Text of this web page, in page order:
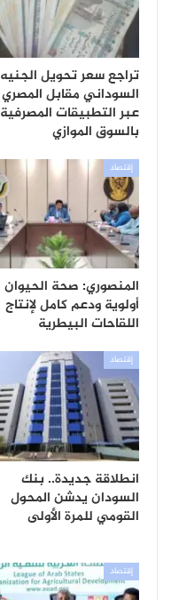
تراجع سعر تحويل الجنيه
السوداني مقابل المصري
عبر التطبيقات المصرفية
بالسوق الموازي
إقتصاد
المنصوري: صحة الحيوان
أولوية ودعم كامل لإنتاج
اللقاحات البيطرية
إقتصاد
انطلاقة جديدة.. بنك
السودان يدشن المحول
القومي للمرة الأولى
إقتصاد